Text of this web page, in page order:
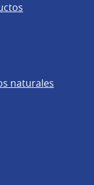
naturales